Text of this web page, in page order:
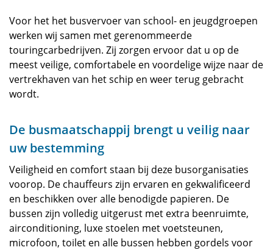
Voor het het busvervoer van school- en jeugdgroepen
werken wij samen met gerenommeerde
touringcarbedrijven. Zij zorgen ervoor dat u op de
meest veilige, comfortabele en voordelige wijze naar de
vertrekhaven van het schip en weer terug gebracht
wordt.
De busmaatschappij brengt u veilig naar
uw bestemming
Veiligheid en comfort staan ​​bij deze busorganisaties
voorop. De chauffeurs zijn ervaren en gekwalificeerd
en beschikken over alle benodigde papieren. De
bussen zijn volledig uitgerust met extra beenruimte,
airconditioning, luxe stoelen met voetsteunen,
microfoon, toilet en alle bussen hebben gordels voor